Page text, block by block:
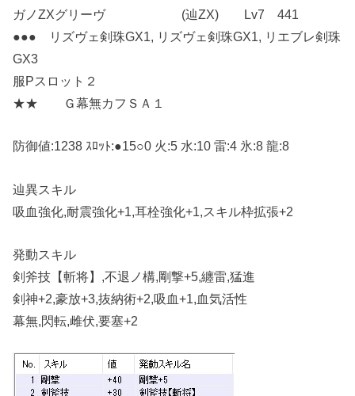
ガノZXグリーヴ (辿ZX) Lv7 441
●●● リズヴェ剣珠GX1, リズヴェ剣珠GX1, リエブレ剣珠
GX3
服Pスロット２
★★ Ｇ幕無カフＳＡ１
防御値:1238 ｽﾛｯﾄ:●15○0 火:5 水:10 雷:4 氷:8 龍:8
辿異スキル
吸血強化,耐震強化+1,耳栓強化+1,スキル枠拡張+2
発動スキル
剣斧技【斬将】,不退ノ構,剛撃+5,纏雷,猛進
剣神+2,豪放+3,抜納術+2,吸血+1,血気活性
幕無,閃転,雌伏,要塞+2